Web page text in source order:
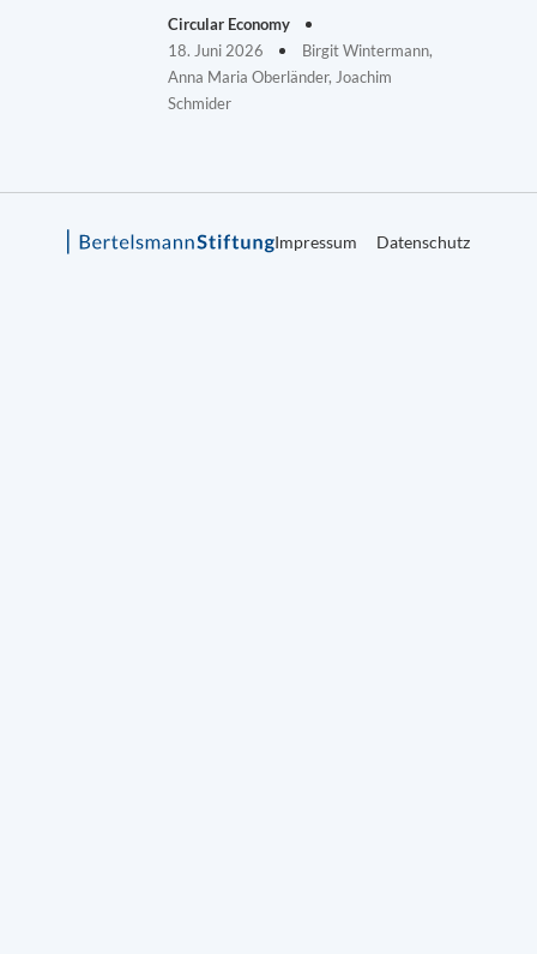
Circular Economy
18. Juni 2026
Birgit Wintermann,
Anna Maria Oberländer, Joachim
Schmider
Impressum Datenschutz